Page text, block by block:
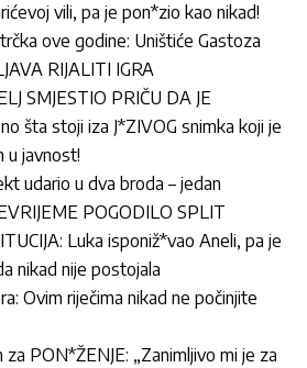
vili, pa je pon*zio kao nikad!
ove godine: Uništiće Gastoza
RIJALITI IGRA
SMJESTIO PRIČU DA JE
šta stoji iza J*ZIVOG snimka koji je
u javnost!
udario u dva broda – jedan
POGODILO SPLIT
Luka isponiž*vao Aneli, pa je
nikad nije postojala
Ovim riječima nikad ne počinjite
PON*ŽENJE: „Zanimljivo mi je za